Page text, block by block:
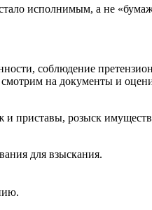
стало исполнимым, а не
соблюдение
на документы и
и приставы, розыск
для взыскания.